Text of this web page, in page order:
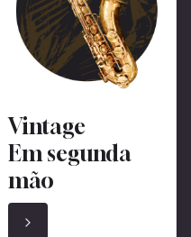
Vintage
Em segunda
mão